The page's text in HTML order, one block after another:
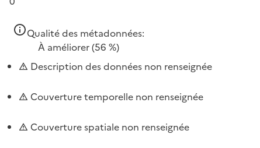
Qualité des métadonnées:
À améliorer(56 %)
Description des données non renseignée
Couverture temporelle non renseignée
Couverture spatiale non renseignée